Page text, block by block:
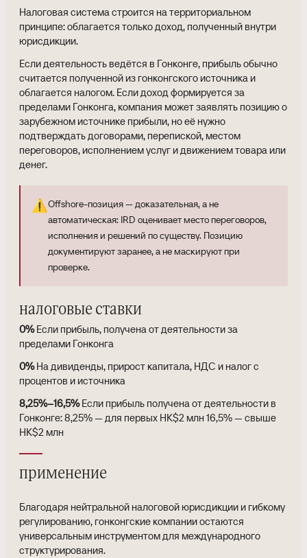
Налоговая система строится на территориальном
принципе: облагается только доход, полученный внутри
юрисдикции.
Если деятельность ведётся в Гонконге, прибыль обычно
считается полученной из гонконгского источника и
облагается налогом. Если доход формируется за
пределами Гонконга, компания может заявлять позицию о
зарубежном источнике прибыли, но её нужно
подтверждать договорами, перепиской, местом
переговоров, исполнением услуг и движением товара или
денег.
⚠️Offshore-позиция — доказательная, а не
автоматическая: IRD оценивает место переговоров,
исполнения и решений по существу. Позицию
документируют заранее, а не маскируют при
проверке.
налоговые ставки
0%Если прибыль, получена от деятельности за
пределами Гонконга
0%На дивиденды, прирост капитала, НДС и налог с
процентов и источника
8,25%–16,5%Если прибыль получена от деятельности в
Гонконге: 8,25% — для первых HK$2 млн 16,5% — свыше
HK$2 млн
применение
Благодаря нейтральной налоговой юрисдикции и гибкому
регулированию, гонконгские компании остаются
универсальным инструментом для международного
структурирования.